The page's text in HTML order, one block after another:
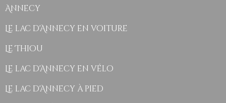
Annecy
Le lac d'Annecy en voiture
Le Thiou
Le lac d'Annecy en vélo
Le lac d'Annecy à pied